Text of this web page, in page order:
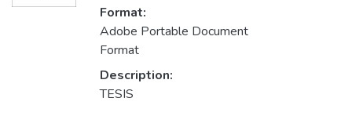
Format:
Adobe Portable Document
Format
Description:
TESIS